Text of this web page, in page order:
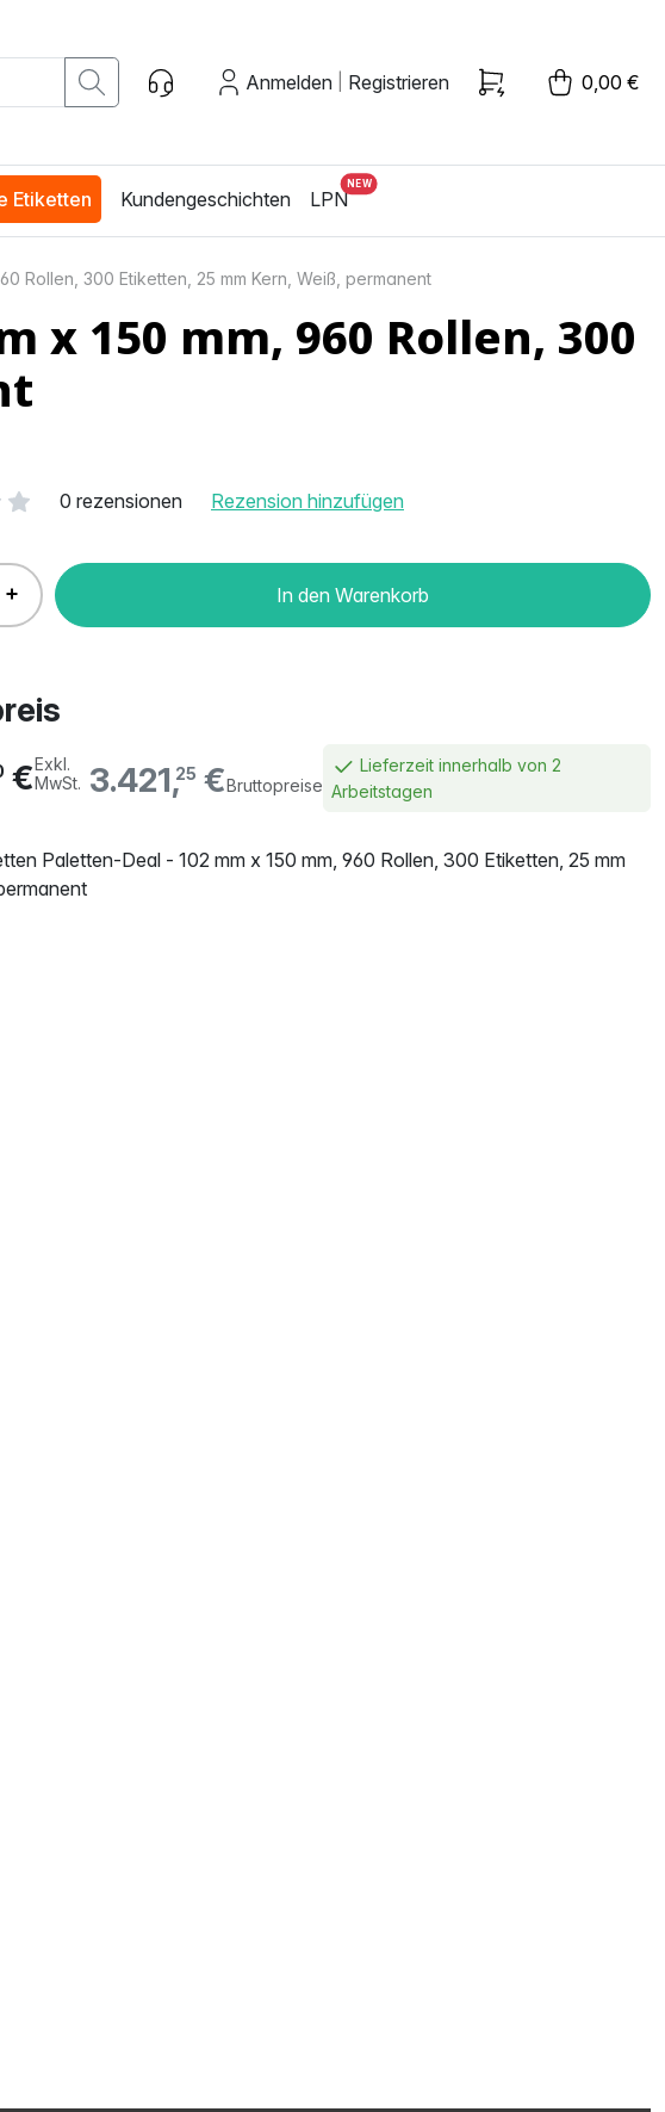
Anmelden Registrieren 0,00 €
Etiketten Kundengeschichten LPN
Rollen, 300 Etiketten, 25 mm Kern, Weiß, permanent
150 mm, 960 Rollen, 300
0 rezensionen Rezension hinzufügen
In den Warenkorb
3.421,25 €Bruttopreise
€Exkl.
MwSt.
Lieferzeit innerhalb von 2
Arbeitstagen
Paletten-Deal - 102 mm x 150 mm, 960 Rollen, 300 Etiketten, 25 mm